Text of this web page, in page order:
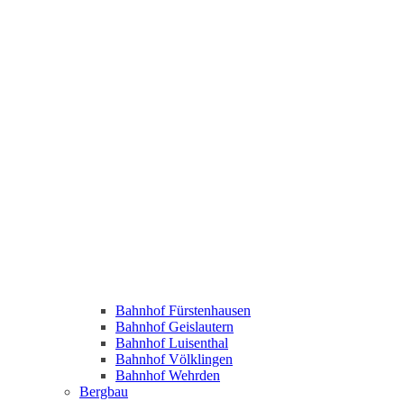
Bahnhof Fürstenhausen
Bahnhof Geislautern
Bahnhof Luisenthal
Bahnhof Völklingen
Bahnhof Wehrden
Bergbau